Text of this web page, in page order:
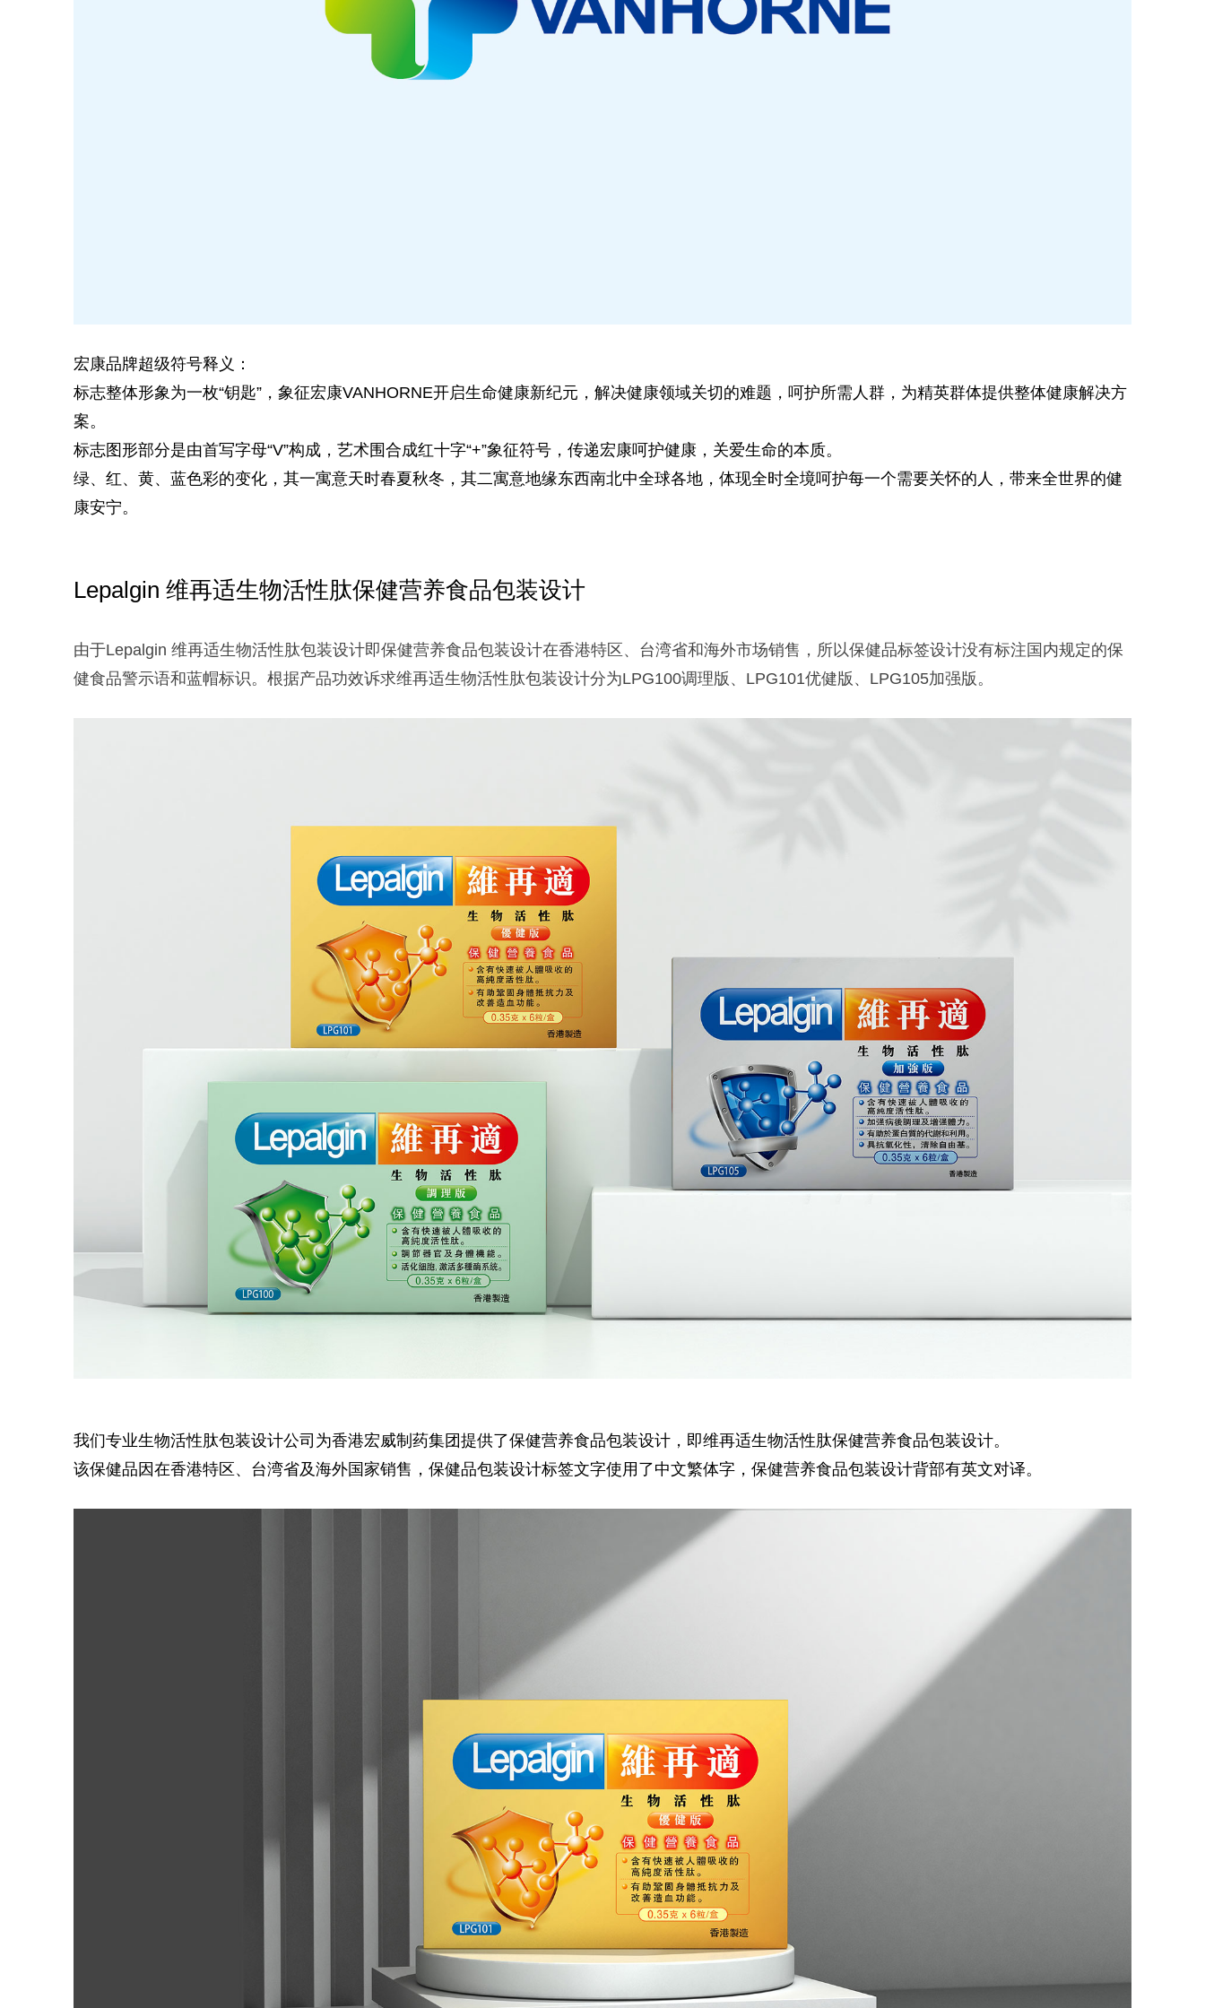
宏康品牌超级符号释义：
标志整体形象为一枚“钥匙”，象征宏康VANHORNE开启生命健康新纪元，解决健康领域关切的难题，呵护所需人群，为精英群体提供整体健康解决方
案。
标志图形部分是由首写字母“V”构成，艺术围合成红十字“+”象征符号，传递宏康呵护健康，关爱生命的本质。
绿、红、黄、蓝色彩的变化，其一寓意天时春夏秋冬，其二寓意地缘东西南北中全球各地，体现全时全境呵护每一个需要关怀的人，带来全世界的健
康安宁。
Lepalgin 维再适生物活性肽保健营养食品包装设计
由于Lepalgin 维再适生物活性肽包装设计即保健营养食品包装设计在香港特区、台湾省和海外市场销售，所以保健品标签设计没有标注国内规定的保
健食品警示语和蓝帽标识。根据产品功效诉求维再适生物活性肽包装设计分为LPG100调理版、 LPG101优健版、 LPG105加强版。
我们专业生物活性肽包装设计公司为香港宏威制药集团提供了保健营养食品包装设计，即维再适生物活性肽保健营养食品包装设计。
该保健品因在香港特区、台湾省及海外国家销售，保健品包装设计标签文字使用了中文繁体字，保健营养食品包装设计背部有英文对译。